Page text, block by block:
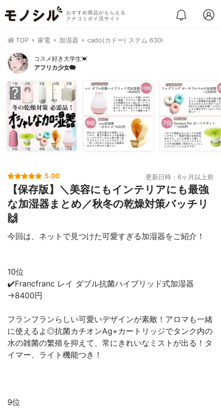
おすすめ商品がもらえる
クチコミポイ活サイト
TOP 家電 加湿器 cado(カドー) ステム 630i
コスメ好き大学生💓
アフリカ少女🐘
5.00 更新日時：6ヶ月以上前
【保存版】＼美容にもインテリアにも最強
な加湿器まとめ／秋冬の乾燥対策バッチリ
🙌
今回は、ネットで見つけた可愛すぎる加湿器をご紹介！
10位
✔️Francfranc レイ ダブル抗菌ハイブリッド式加湿器
→8400円
フランフランらしい可愛いデザインが素敵！アロマも一緒
に使えるよ◎抗菌カチオンAg+カートリッジでタンク内の
水の雑菌の繁殖を抑えて、常にきれいなミストが出る！タ
イマー、ライト機能つき！
9位